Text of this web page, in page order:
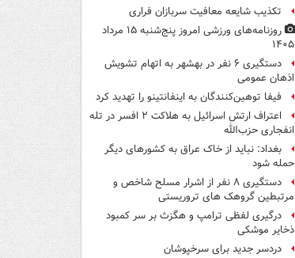
تکذیب شایعه معافیت سربازان فراری
روزنامه‌های ورزشی امروز پنج‌شنبه ۱۵ مرداد
۱۴۰۵
دستگیری ۶ نفر در بهشهر به اتهام تشویش
اذهان عمومی
فیفا توهین‌کنندگان به اینفانتینو را تهدید کرد
اعتراف ارتش اسرائیل به هلاکت ۲ افسر در تله
انفجاری حزب‌الله
بغداد: نباید از خاک عراق به کشورهای دیگر
حمله شود
دستگیری ۸ نفر از اشرار مسلح شاخص و
مرتبطین گروهک های تروریستی
درگیری لفظی ترامپ و هگزث بر سر کمبود
ذخایر موشکی
دردسر جدید برای سرخپوشان